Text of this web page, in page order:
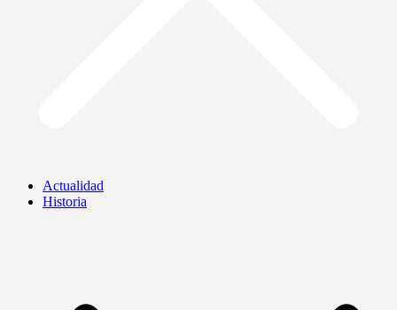
Actualidad
Historia